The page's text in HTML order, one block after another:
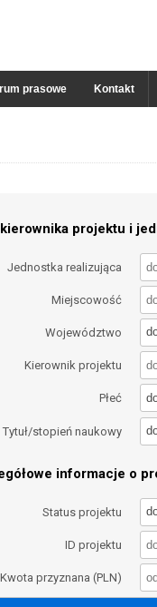
prasowe Kontakt
kierownika projektu i
Jednostka realizująca
Miejscowość
Województwo
Kierownik projektu
Płeć
Tytuł/stopień naukowy
informacje o
Status projektu
ID projektu
Kwota przyznana (PLN)